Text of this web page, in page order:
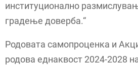
институционално
градење доверба.“
Родовата самопроценка и
родова еднаквост 2024-2028